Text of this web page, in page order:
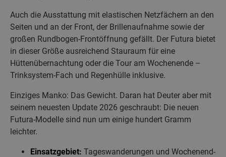
Auch die Ausstattung mit elastischen Netzfächern an den
Seiten und an der Front, der Brillenaufnahme sowie der
großen Rundbogen-Frontöffnung gefällt. Der Futura bietet
in dieser Größe ausreichend Stauraum für eine
Hüttenübernachtung oder die Tour am Wochenende –
Trinksystem-Fach und Regenhülle inklusive.
Einziges Manko: Das Gewicht. Daran hat Deuter aber mit
seinem neuesten Update 2026 geschraubt: Die neuen
Futura-Modelle sind nun um einige hundert Gramm
leichter.
Einsatzgebiet: Tageswanderungen und Wochenend-